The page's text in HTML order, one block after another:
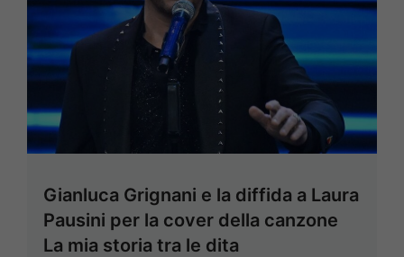
Gianluca Grignani e la diffida a Laura
Pausini per la cover della canzone
La mia storia tra le dita